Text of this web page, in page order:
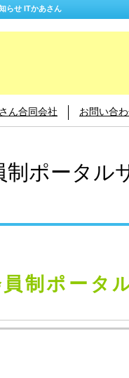
らせ ITかあさん
ん合同会社 お問い合
制ポータル
制ポータ